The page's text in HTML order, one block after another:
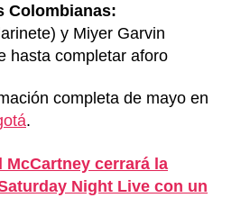
Colombianas:
y Miyer Garvin
hasta completar aforo
completa de mayo en
.
McCartney cerrará la
Night Live con un